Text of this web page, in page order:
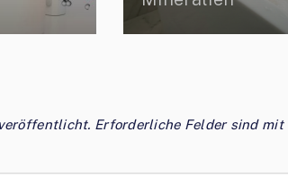
Erforderliche Felder sind mit